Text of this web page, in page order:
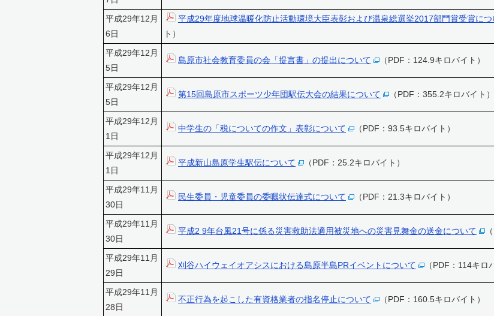
平成29年12月
6日
平成29年度地球温暖化防止活動環境大臣表彰および温泉総選挙2017部門賞受賞につ
ト）
平成29年12月
5日
島原市社会教育委員の会「提言書」の提出について （PDF：124.9キロバイト）
平成29年12月
5日
第15回島原市スポーツ少年団駅伝大会の結果について （PDF：355.2キロバイト）
平成29年12月
1日
中学生の「税についての作文」表彰について （PDF：93.5キロバイト）
平成29年12月
1日
平成新山島原学生駅伝について （PDF：25.2キロバイト）
平成29年11月
30日
民生委員・児童委員の委嘱状伝達式について （PDF：21.3キロバイト）
平成29年11月
30日
平成2 9年台風21号に係る災害救助法適用被災地への災害見舞金の送金について
平成29年11月
29日
刈谷ハイウェイオアシスにおける島原半島PRイベントについて （PDF：114キロ
平成29年11月
28日
不正行為を起こした有資格業者の指名停止について （PDF：160.5キロバイト）